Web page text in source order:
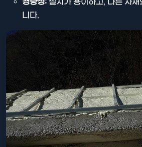
니다.